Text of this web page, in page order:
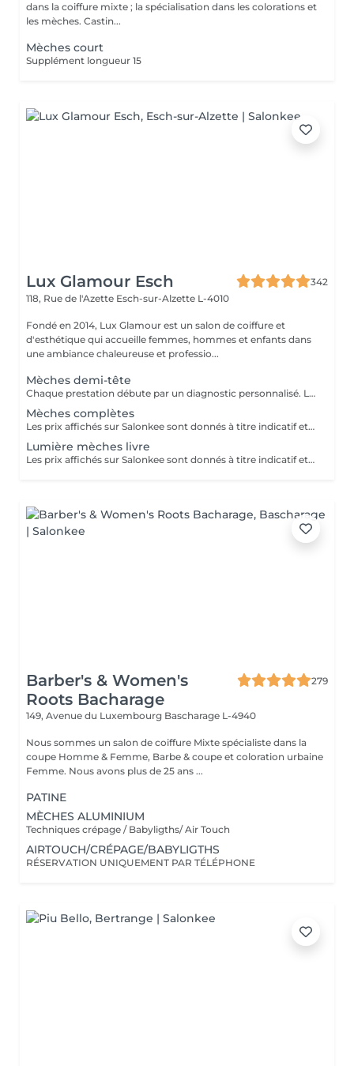
dans la coiffure mixte ; la spécialisation dans les colorations et
les mèches. Castin...
Mèches court
Supplément longueur 15
Lux Glamour Esch
342
118, Rue de l'Azette Esch-sur-Alzette L-4010
Fondé en 2014, Lux Glamour est un salon de coiffure et
d'esthétique qui accueille femmes, hommes et enfants dans
une ambiance chaleureuse et professio...
Mèches demi-tête
Chaque prestation débute par un diagnostic personnalisé. Le tarif final est confirmé en salon selon les besoins de vos cheveux et la technique réalisée.
Mèches complètes
Les prix affichés sur Salonkee sont donnés à titre indicatif et représentent les tarifs de base. Ceux-ci peuvent varier en fonction du diagnostic effectué lors de votre arrivée au salon et de l'expertise du professionnel à qui vous confiez vos soins de beauté. Dans tout les cas, un devis détaillé vous sera proposé et toute prestation sera réalisée avec votre accord.
Lumière mèches livre
Les prix affichés sur Salonkee sont donnés à titre indicatif et représentent les tarifs de base. Ceux-ci peuvent varier en fonction du diagnostic effectué lors de votre arrivée au salon et de l'expertise du professionnel à qui vous confiez vos soins de beauté. Dans tout les cas, un devis détaillé vous sera proposé et toute prestation sera réalisée avec votre accord.
Barber's & Women's
Roots Bacharage
279
149, Avenue du Luxembourg Bascharage L-4940
Nous sommes un salon de coiffure Mixte spécialiste dans la
coupe Homme & Femme, Barbe & coupe et coloration urbaine
Femme. Nous avons plus de 25 ans ...
PATINE
MÈCHES ALUMINIUM
Techniques crépage / Babyligths/ Air Touch
AIRTOUCH/CRÉPAGE/BABYLIGTHS
RÉSERVATION UNIQUEMENT PAR TÉLÉPHONE